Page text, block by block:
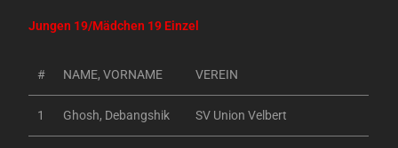
Jungen 19/Mädchen 19 Einzel
# NAME, VORNAME VEREIN
1 Ghosh, Debangshik SV Union Velbert